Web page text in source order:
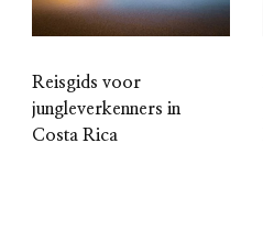
Reisgids voor
jungleverkenners in
Costa Rica